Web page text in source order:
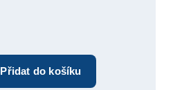
Přidat do košíku